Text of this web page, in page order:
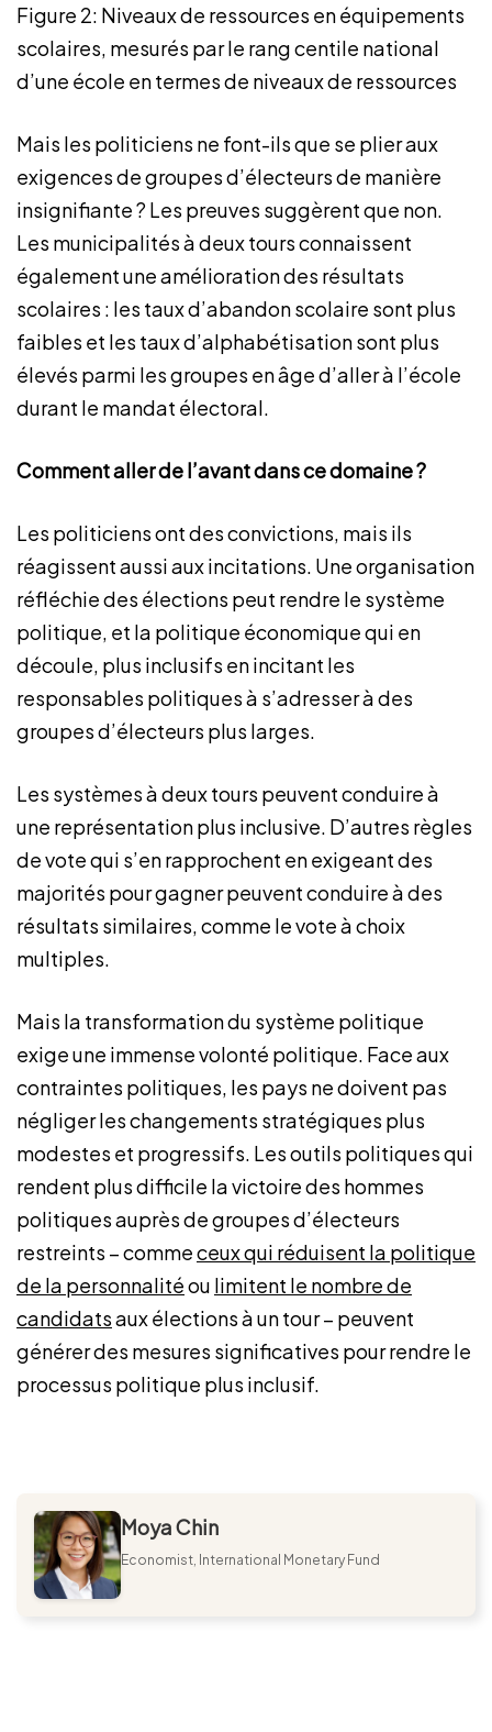
Figure 2: Niveaux de ressources en équipements
scolaires, mesurés par le rang centile national
d’une école en termes de niveaux de ressources
Mais les politiciens ne font-ils que se plier aux
exigences de groupes d’électeurs de manière
insignifiante ? Les preuves suggèrent que non.
Les municipalités à deux tours connaissent
également une amélioration des résultats
scolaires : les taux d’abandon scolaire sont plus
faibles et les taux d’alphabétisation sont plus
élevés parmi les groupes en âge d’aller à l’école
durant le mandat électoral.
Comment aller de l’avant dans ce domaine ?
Les politiciens ont des convictions, mais ils
réagissent aussi aux incitations. Une organisation
réfléchie des élections peut rendre le système
politique, et la politique économique qui en
découle, plus inclusifs en incitant les
responsables politiques à s’adresser à des
groupes d’électeurs plus larges.
Les systèmes à deux tours peuvent conduire à
une représentation plus inclusive. D’autres règles
de vote qui s’en rapprochent en exigeant des
majorités pour gagner peuvent conduire à des
résultats similaires, comme le vote à choix
multiples.
Mais la transformation du système politique
exige une immense volonté politique. Face aux
contraintes politiques, les pays ne doivent pas
négliger les changements stratégiques plus
modestes et progressifs. Les outils politiques qui
rendent plus difficile la victoire des hommes
politiques auprès de groupes d’électeurs
restreints – commeceux qui réduisent la politique
de la personnalitéou limitent le nombre de
candidatsaux élections à un tour – peuvent
générer des mesures significatives pour rendre le
processus politique plus inclusif.
Moya Chin
Economist, International Monetary Fund